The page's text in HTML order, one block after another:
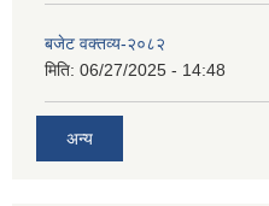
बजेट वक्तव्य-२०८२
मिति: 06/27/2025 - 14:48
अन्य